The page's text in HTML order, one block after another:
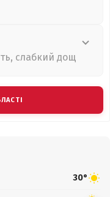
слабкий дощ
30°